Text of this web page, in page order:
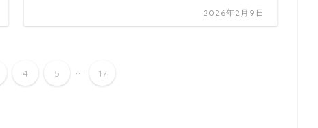
2026年2月9日
4 5 ... 17